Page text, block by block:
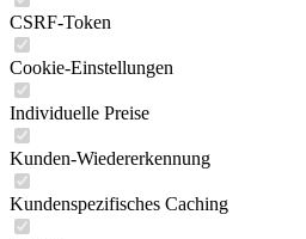
CSRF-Token
Cookie-Einstellungen
Individuelle Preise
Kunden-Wiedererkennung
Kundenspezifisches Caching